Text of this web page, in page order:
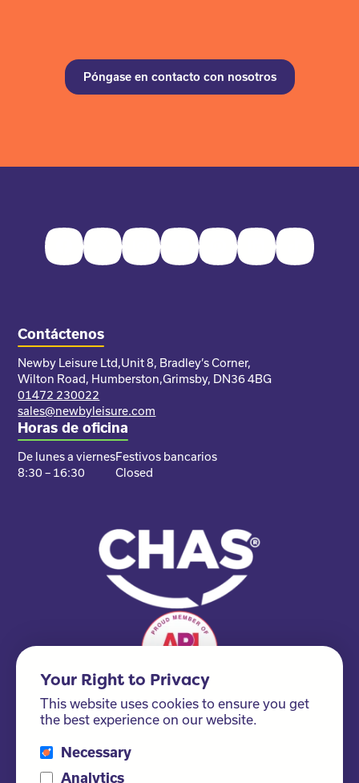
Póngase en contacto con nosotros
FacebookTwitter InstagramYoutubePinterestLinkedInTikTok
Contáctenos
Newby Leisure Ltd,Unit 8, Bradley’s Corner,
Wilton Road, Humberston,Grimsby, DN36 4BG
01472 230022
sales@newbyleisure.com
Horas de oficina
De lunes a viernes
8:30 – 16:30
Festivos bancarios
Closed
Please ask us about our FSC® certified products!
Your Right to Privacy
This website uses cookies to ensure you get
the best experience on our website.
Necessary
Analytics